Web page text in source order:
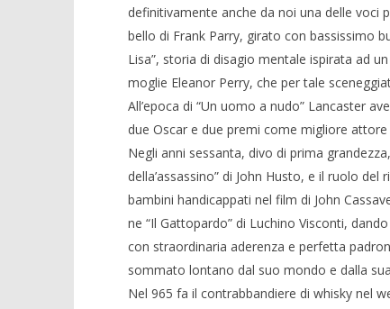
definitivamente anche da noi una delle voci
bello di Frank Parry, girato con bassissimo
Lisa”, storia di disagio mentale ispirata ad
moglie Eleanor Perry, che per tale
All’epoca di “Un uomo a nudo” Lancaster
due Oscar e due premi come migliore attore
Negli anni sessanta, divo di prima
della’assassino” di John Husto, e il ruolo
bambini handicappati nel film di John
ne “Il Gattopardo” di Luchino Visconti,
con straordinaria aderenza e perfetta
sommato lontano dal suo mondo e dalla
Nel 965 fa il contrabbandiere di whisky nel